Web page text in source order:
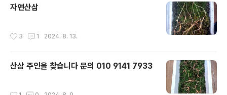
자연산삼
3 1 2024. 8. 13.
산삼 주인을 찾습니다 문의 010 9141 7933